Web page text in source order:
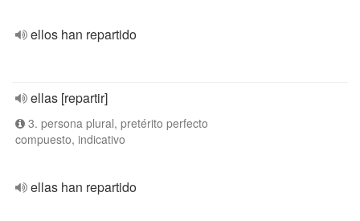
ellos han repartido
ellas [repartir]
3. persona plural, pretérito perfecto
compuesto, indicativo
ellas han repartido